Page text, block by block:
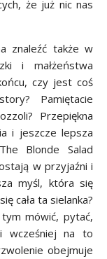
że już nic nas
znaleźć także w
i małżeństwa
czy jest coś
Pamiętacie
Przepiękna
i jeszcze lepsza
Blonde Salad
w przyjaźni i
myśl, która się
cała ta sielanka?
mówić, pytać,
wcześniej na to
obejmuje